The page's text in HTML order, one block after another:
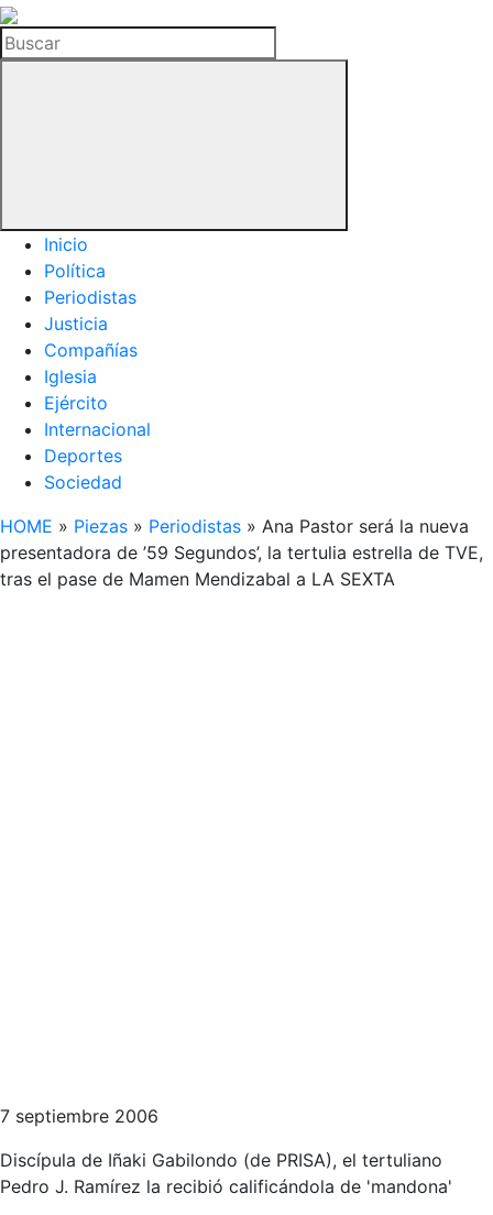
La
Hemeroteca
del
Buscar
Inicio
Política
Periodistas
Justicia
Compañías
Iglesia
Ejército
Internacional
Deportes
Sociedad
HOME » Piezas » Periodistas » Ana Pastor será la nueva
presentadora de ’59 Segundos’, la tertulia estrella de TVE,
tras el pase de Mamen Mendizabal a LA SEXTA
7 septiembre 2006
Discípula de Iñaki Gabilondo (de PRISA), el tertuliano
Pedro J. Ramírez la recibió calificándola de 'mandona'